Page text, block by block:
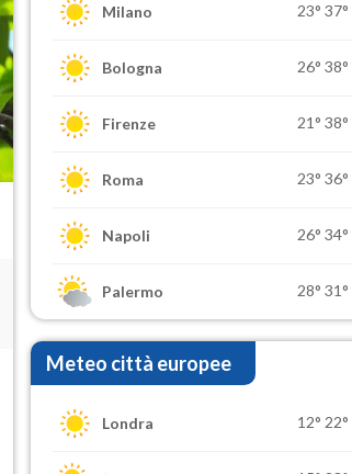
Milano 23° 37°
Bologna 26° 38°
Firenze 21° 38°
Roma 23° 36°
Napoli 26° 34°
Palermo 28° 31°
Meteo città europee
Londra 12° 22°